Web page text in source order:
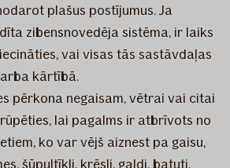
plašus postījumus. Ja
zibensnovedēja sistēma, ir laiks
vai visas tās sastāvdaļas
kārtībā.
pērkona negaisam, vētrai vai citai
lai pagalms ir atbrīvots no
ko var vējš aiznest pa gaisu,
šūpuļtīkli, krēsli, galdi, batuti,